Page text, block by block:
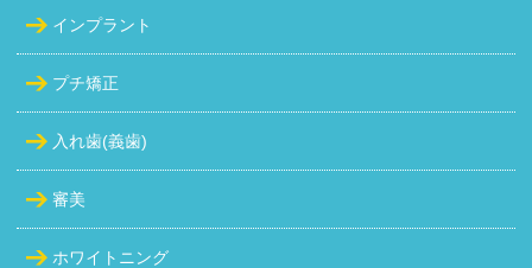
インプラント
プチ矯正
入れ歯(義歯)
審美
ホワイトニング